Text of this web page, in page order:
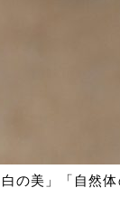
の美」「自然